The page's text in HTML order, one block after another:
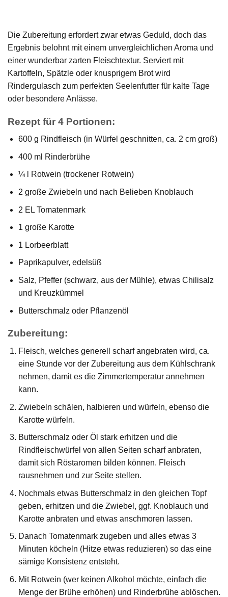
Die Zubereitung erfordert zwar etwas Geduld, doch das
Ergebnis belohnt mit einem unvergleichlichen Aroma und
einer wunderbar zarten Fleischtextur. Serviert mit
Kartoffeln, Spätzle oder knusprigem Brot wird
Rindergulasch zum perfekten Seelenfutter für kalte Tage
oder besondere Anlässe.
Rezept für 4 Portionen:
600 g Rindfleisch (in Würfel geschnitten, ca. 2 cm groß)
400 ml Rinderbrühe
¼ l Rotwein (trockener Rotwein)
2 große Zwiebeln und nach Belieben Knoblauch
2 EL Tomatenmark
1 große Karotte
1 Lorbeerblatt
Paprikapulver, edelsüß
Salz, Pfeffer (schwarz, aus der Mühle), etwas Chilisalz
und Kreuzkümmel
Butterschmalz oder Pflanzenöl
Zubereitung:
Fleisch, welches generell scharf angebraten wird, ca.
eine Stunde vor der Zubereitung aus dem Kühlschrank
nehmen, damit es die Zimmertemperatur annehmen
kann.
Zwiebeln schälen, halbieren und würfeln, ebenso die
Karotte würfeln.
Butterschmalz oder Öl stark erhitzen und die
Rindfleischwürfel von allen Seiten scharf anbraten,
damit sich Röstaromen bilden können. Fleisch
rausnehmen und zur Seite stellen.
Nochmals etwas Butterschmalz in den gleichen Topf
geben, erhitzen und die Zwiebel, ggf. Knoblauch und
Karotte anbraten und etwas anschmoren lassen.
Danach Tomatenmark zugeben und alles etwas 3
Minuten köcheln (Hitze etwas reduzieren) so das eine
sämige Konsistenz entsteht.
Mit Rotwein (wer keinen Alkohol möchte, einfach die
Menge der Brühe erhöhen) und Rinderbrühe ablöschen.